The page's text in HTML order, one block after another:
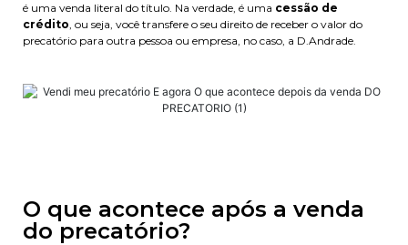
é uma venda literal do título. Na verdade, é uma cessão de
crédito , ou seja, você transfere o seu direito de receber o valor do
precatório para outra pessoa ou empresa, no caso, a D.Andrade.
O que acontece após a venda
do precatório?